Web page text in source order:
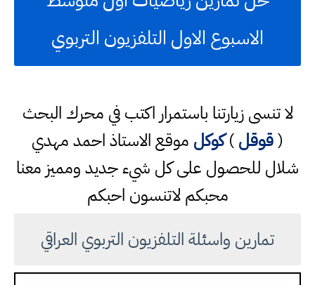
الاسبوع الاول التلفزيون التربوي
لا تنسى زيارتنا باستمرار اكتب في محرك البحث
(قوقل)كوكل موقع الاستاذ احمد مهدي
شلال للحصول على كل شيء جديد ومميز معنا
محبكم لاتنسون احبكم
تمارين واسئلة التلفزيون التربوي العراقي